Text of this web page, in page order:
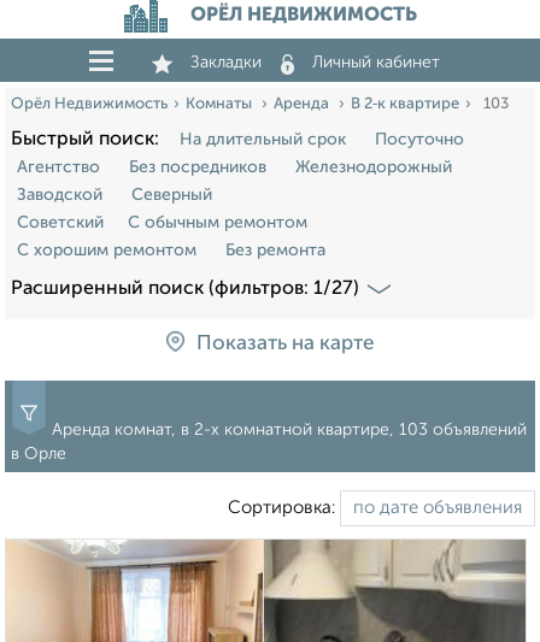
ОРЁЛ НЕДВИЖИМОСТЬ
Закладки Личный кабинет
Орёл Недвижимость Комнаты Аренда В 2‑к квартире 103
Быстрый поиск: На длительный срок
Посуточно
Агентство
Без посредников
Железнодорожный
Заводской
Северный
Советский
С обычным ремонтом
С хорошим ремонтом
Без ремонта
Расширенный поиск (фильтров: 1/27)
Показать на карте
Аренда комнат, в 2-х комнатной квартире, 103 объявлений
в Орле
Сортировка: